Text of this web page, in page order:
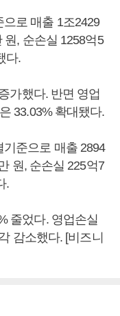
로 매출 1조2429
원, 순손실 1258억5
다.
가했다. 반면 영업
33.03% 확대됐다.
준으로 매출 2894
원, 순손실 225억7
.
줄었다. 영업손실
감소했다. [비즈니